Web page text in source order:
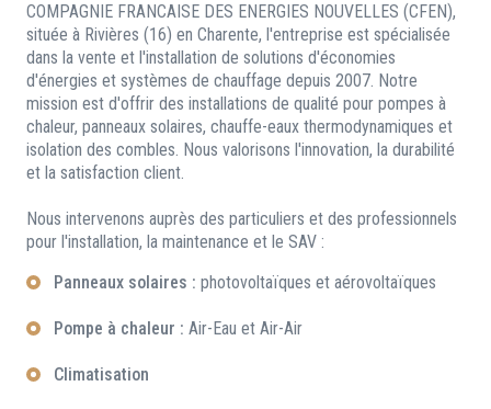
COMPAGNIE FRANCAISE DES ENERGIES NOUVELLES (CFEN),
située à Rivières (16) en Charente, l'entreprise est spécialisée
dans la vente et l'installation de solutions d'économies
d'énergies et systèmes de chauffage depuis 2007. Notre
mission est d'offrir des installations de qualité pour pompes à
chaleur, panneaux solaires, chauffe-eaux thermodynamiques et
isolation des combles. Nous valorisons l'innovation, la durabilité
et la satisfaction client.
Nous intervenons auprès des particuliers et des professionnels
pour l'installation, la maintenance et le SAV :
Panneaux solaires : photovoltaïques et aérovoltaïques
Pompe à chaleur : Air-Eau et Air-Air
Climatisation